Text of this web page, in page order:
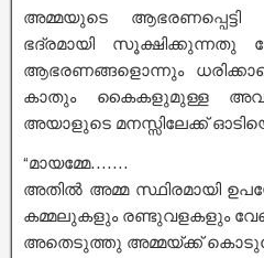
അമ്മയുടെ
ഭദ്രമായി സൂക്ഷിക്കുന്നതു
ആഭരണങ്ങളൊന്നും
കാതും കൈകളുമുള്ള
അയാളുടെ മനസ്സിലേക്ക്
“മായമ്മേ…….
അതിൽ അമ്മ സ്ഥിരമായി
കമ്മലുകളും രണ്ടുവളകളും
അതെടുത്തു അമ്മയ്ക്ക്